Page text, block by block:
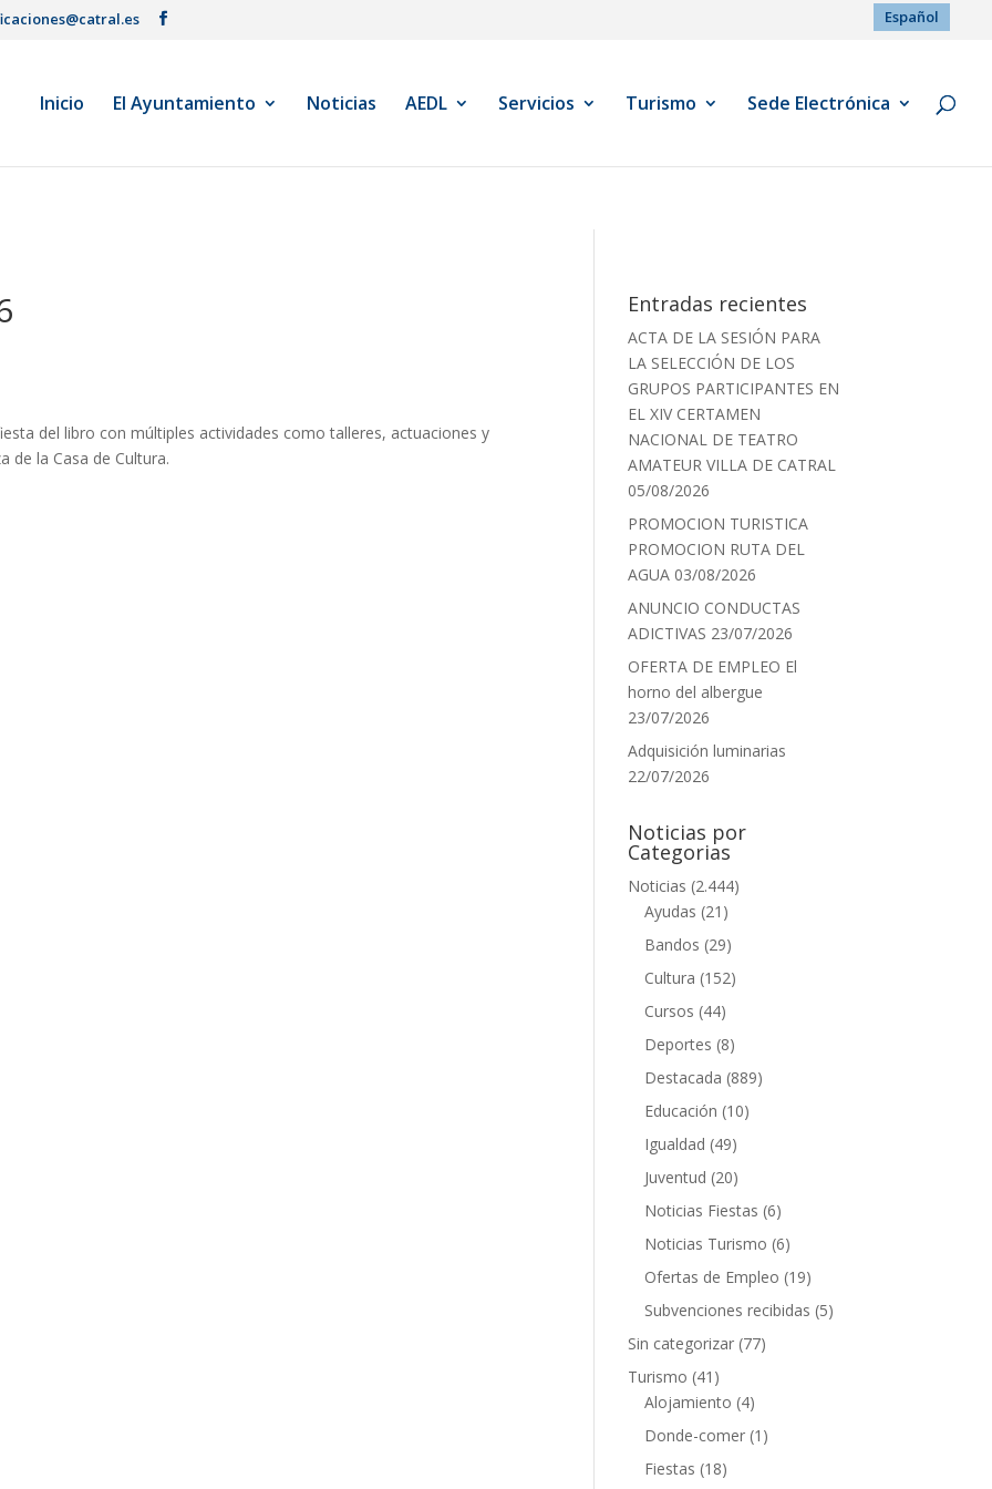
Español
Inicio El Ayuntamiento Noticias AEDL Servicios Turismo Sede Electrónica
del libro con múltiples actividades como talleres, actuaciones y
de la Casa de Cultura.
Entradas recientes
ACTA DE LA SESIÓN PARA
LA SELECCIÓN DE LOS
GRUPOS PARTICIPANTES EN
EL XIV CERTAMEN
NACIONAL DE TEATRO
AMATEUR VILLA DE CATRAL
05/08/2026
PROMOCION TURISTICA
PROMOCION RUTA DEL
AGUA 03/08/2026
ANUNCIO CONDUCTAS
ADICTIVAS 23/07/2026
OFERTA DE EMPLEO El
horno del albergue
23/07/2026
Adquisición luminarias
22/07/2026
Noticias por
Categorias
Noticias (2.444)
Ayudas (21)
Bandos (29)
Cultura (152)
Cursos (44)
Deportes (8)
Destacada (889)
Educación (10)
Igualdad (49)
Juventud (20)
Noticias Fiestas (6)
Noticias Turismo (6)
Ofertas de Empleo (19)
Subvenciones recibidas (5)
Sin categorizar (77)
Turismo (41)
Alojamiento (4)
Donde-comer (1)
Fiestas (18)